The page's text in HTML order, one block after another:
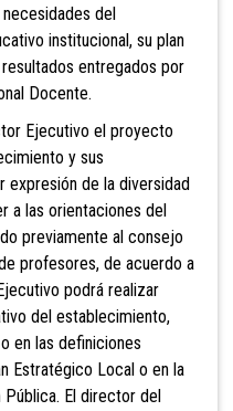
del
institucional, su plan
entregados por
Docente.
Ejecutivo el proyecto
y sus
expresión de la diversidad
a las orientaciones del
previamente al consejo
profesores, de acuerdo a
podrá realizar
del establecimiento,
en las definiciones
Estratégico Local o en la
Pública. El director del